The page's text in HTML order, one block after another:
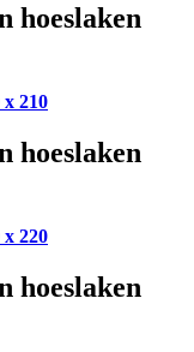
hoeslaken
210
hoeslaken
220
hoeslaken